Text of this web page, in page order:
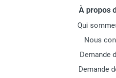
À propos
Qui
Nous
Demande
Demande